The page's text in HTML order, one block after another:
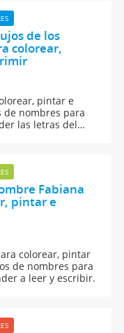
de los
colorear,
pintar e
de nombres para
las letras del
Fabiana
pintar e
colorear, pintar
de nombres para
a leer y escribir.